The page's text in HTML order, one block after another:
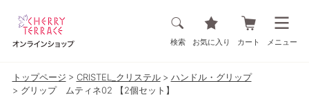
検索 お気に入り カート メニュー
トップページ CRISTEL_クリステル
ハンドル・グリップ
グリップ ムティネ02 【2個セット】